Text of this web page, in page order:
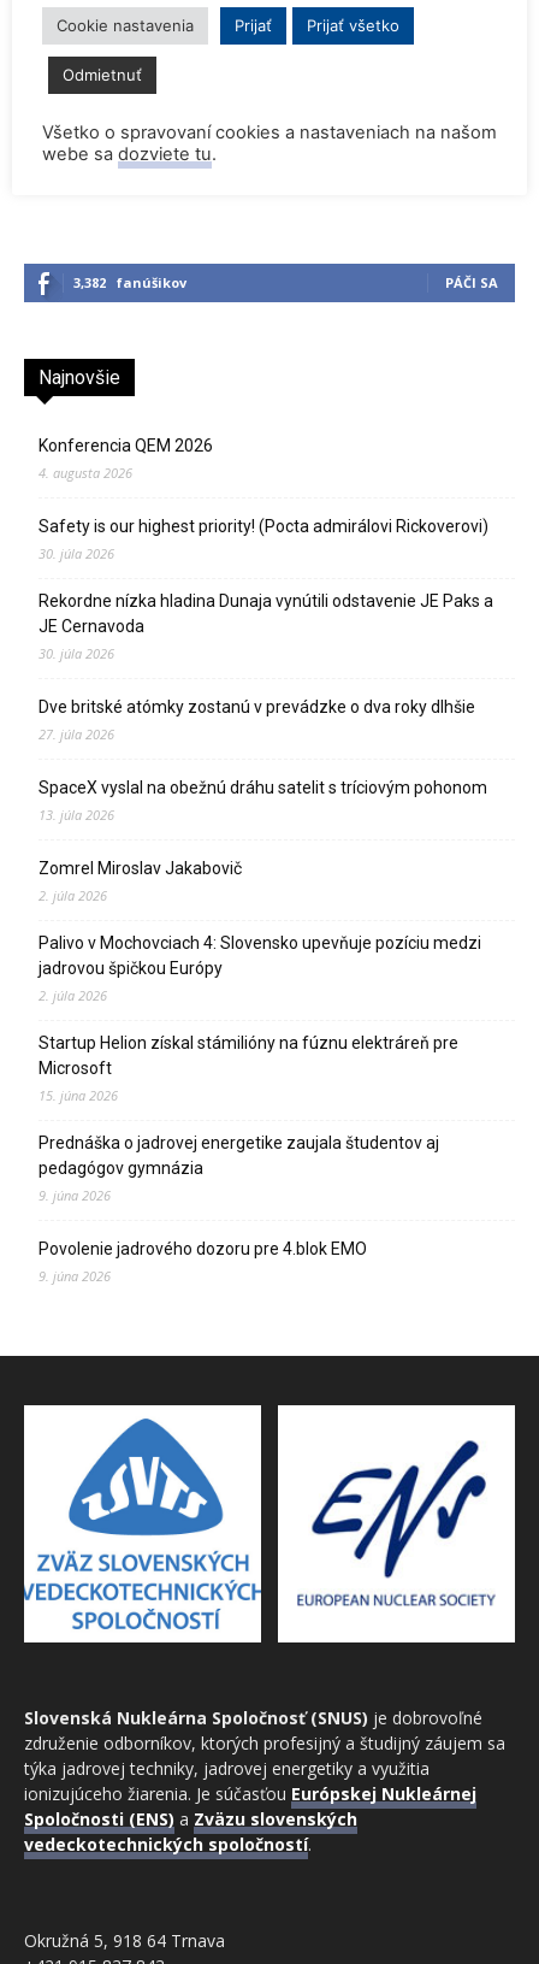
Dve britské atómky zostanú v
3,382 fanúšikov PÁČI SA
Najnovšie
Konferencia QEM 2026
4. augusta 2026
Safety is our highest priority! (Pocta admirálovi Rickoverovi)
30. júla 2026
Rekordne nízka hladina Dunaja vynútili odstavenie JE Paks a
JE Cernavoda
30. júla 2026
Dve britské atómky zostanú v prevádzke o dva roky dlhšie
27. júla 2026
SpaceX vyslal na obežnú dráhu satelit s tríciovým pohonom
13. júla 2026
Zomrel Miroslav Jakabovič
2. júla 2026
Palivo v Mochovciach 4: Slovensko upevňuje pozíciu medzi
jadrovou špičkou Európy
2. júla 2026
Startup Helion získal stámilióny na fúznu elektráreň pre
Microsoft
15. júna 2026
Prednáška o jadrovej energetike zaujala študentov aj
pedagógov gymnázia
9. júna 2026
Povolenie jadrového dozoru pre 4.blok EMO
9. júna 2026
Slovenská Nukleárna Spoločnosť (SNUS) je dobrovoľné
združenie odborníkov, ktorých profesijný a študijný záujem sa
týka jadrovej techniky, jadrovej energetiky a využitia
ionizujúceho žiarenia. Je súčasťou Európskej Nukleárnej
Spoločnosti (ENS) a Zväzu slovenských
vedeckotechnických spoločností.
Okružná 5, 918 64 Trnava
Cookie nastavenia Prijať Prijať všetko
Odmietnuť
Všetko o spravovaní cookies a nastaveniach na našom
webe sa dozviete tu.